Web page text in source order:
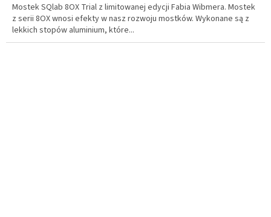
Mostek SQlab 8OX Trial z limitowanej edycji Fabia Wibmera. Mostek
z serii 8OX wnosi efekty w nasz rozwoju mostków. Wykonane są z
lekkich stopów aluminium, które...